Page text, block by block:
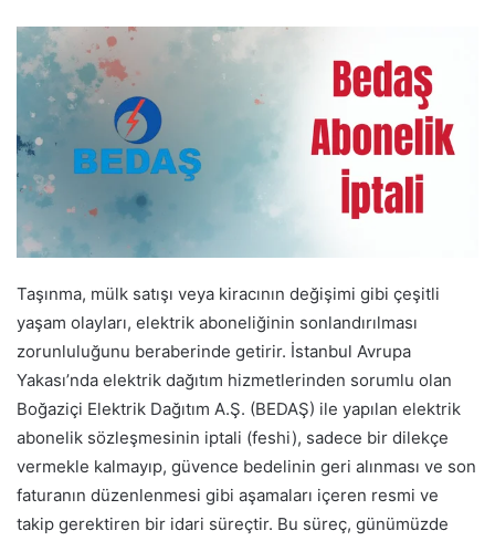
Taşınma, mülk satışı veya kiracının değişimi gibi çeşitli
yaşam olayları, elektrik aboneliğinin sonlandırılması
zorunluluğunu beraberinde getirir. İstanbul Avrupa
Yakası’nda elektrik dağıtım hizmetlerinden sorumlu olan
Boğaziçi Elektrik Dağıtım A.Ş. (BEDAŞ) ile yapılan elektrik
abonelik sözleşmesinin iptali (feshi), sadece bir dilekçe
vermekle kalmayıp, güvence bedelinin geri alınması ve son
faturanın düzenlenmesi gibi aşamaları içeren resmi ve
takip gerektiren bir idari süreçtir. Bu süreç, günümüzde